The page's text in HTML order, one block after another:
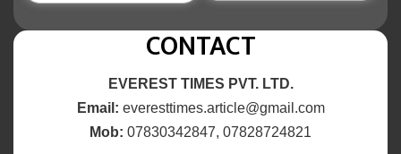
CONTACT
EVEREST TIMES PVT. LTD.
Email: everesttimes.article@gmail.com
Mob: 07830342847, 07828724821